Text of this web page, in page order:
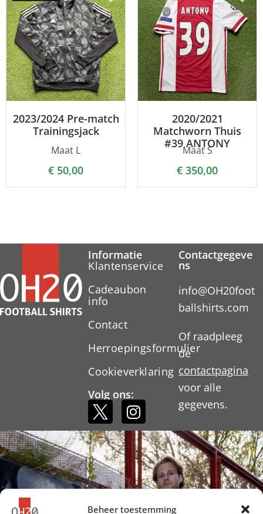
Beheer toestemming
2023/2024 Pre-match
Trainingsjack
Maat L
€ 50,00
2020/2021
Matchworn Thuis
#39 ANTONY
Maat S
€ 350,00
Informatie
Klantenservice
Cadeaubon
info
Contact
Herroepingsformulier
Cookieverklaring
Volg ons:
Contactgegeve
ns
info@OH20foot
ballshirts.com
Of raadpleeg
de
contactpagina
voor alle
gegevens.